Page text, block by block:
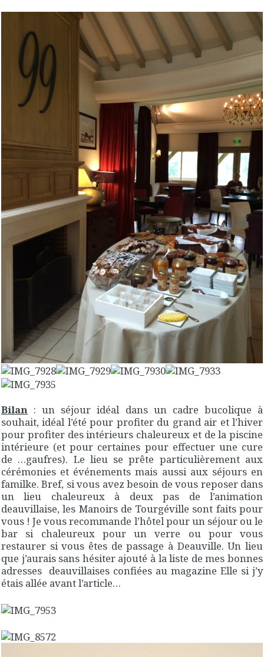
Bilan : un séjour idéal dans un cadre bucolique à
souhait, idéal l’été pour profiter du grand air et l’hiver
pour profiter des intérieurs chaleureux et de la piscine
intérieure (et pour certaines pour effectuer une cure
de …gaufres). Le lieu se prête particulièrement aux
cérémonies et événements mais aussi aux séjours en
familke. Bref, si vous avez besoin de vous reposer dans
un lieu chaleureux à deux pas de l’animation
deauvillaise, les Manoirs de Tourgéville sont faits pour
vous ! Je vous recommande l’hôtel pour un séjour ou le
bar si chaleureux pour un verre ou pour vous
restaurer si vous êtes de passage à Deauville. Un lieu
que j’aurais sans hésiter ajouté à la liste de mes bonnes
adresses deauvillaises confiées au magazine Elle si j’y
étais allée avant l’article…